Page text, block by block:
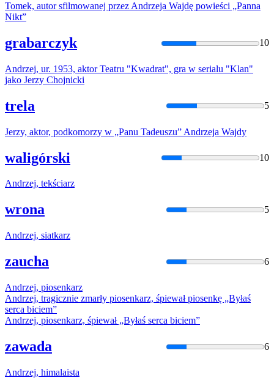
Tomek, autorsfilmowanej przez Andrzeja Wajdę powieści „Panna
Nikt”
grabarczyk 10
Andrzej, ur. 1953, aktorTeatru "Kwadrat", gra w serialu "Klan"
jako Jerzy Chojnicki
trela 5
Jerzy, aktor, podkomorzy w „Panu Tadeuszu” Andrzeja Wajdy
waligórski 10
Andrzej, tekściarz
wrona 5
Andrzej, siatkarz
zaucha 6
Andrzej, piosenkarz
Andrzej, tragicznie zmarły piosenkarz, śpiewał piosenkę „Byłaś
serca biciem”
Andrzej, piosenkarz, śpiewał „Byłaś serca biciem”
zawada 6
Andrzej, himalaista